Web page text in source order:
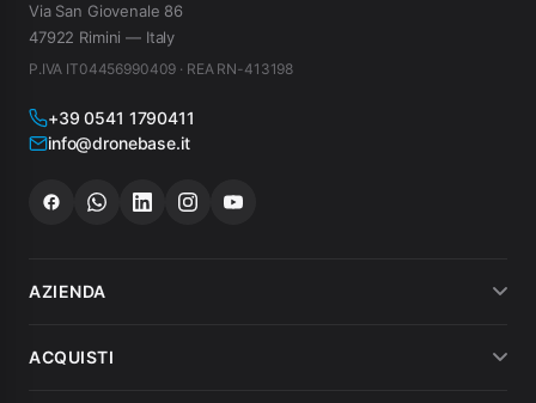
Via San Giovenale 86
47922 Rimini — Italy
P.IVA IT04456990409 · REA RN-413198
+39 0541 1790411
info@dronebase.it
AZIENDA
Chi siamo
ACQUISTI